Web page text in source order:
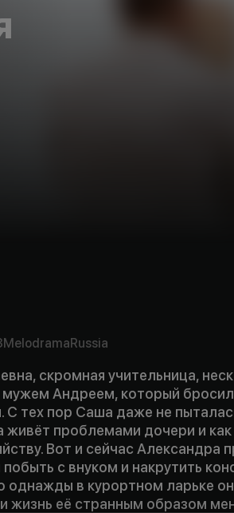
MelodramaRussia
скромная учительница,
мужем Андреем, который
С тех пор Саша даже не
живёт проблемами дочери и
Вот и сейчас Александра
с внуком и накрутить
в курортном ларьке
жизнь её странным образом